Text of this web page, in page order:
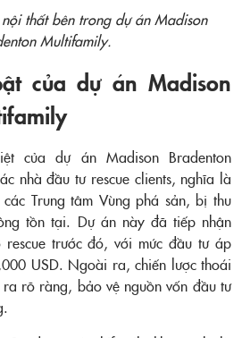
thất bên trong dự án Madison
Multifamily.
của dự án Madison
của dự án Madison Bradenton
nhà đầu tư rescue clients, nghĩa là
Trung tâm Vùng phá sản, bị thu
tồn tại. Dự án này đã tiếp nhận
rescue trước đó, với mức đầu tư áp
USD. Ngoài ra, chiến lược thoái
rõ ràng, bảo vệ nguồn vốn đầu tư